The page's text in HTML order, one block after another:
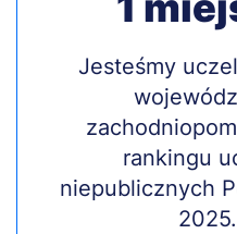
Treść
Jesteśmy
rankingu
niepublicznych
2025.